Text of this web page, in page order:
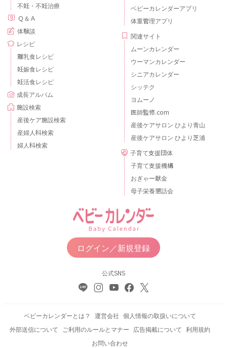
不妊・不妊治療
Ｑ＆Ａ
体験談
レシピ
離乳食レシピ
妊娠食レシピ
妊活食レシピ
成長アルバム
施設検索
産後ケア施設検索
産婦人科検索
婦人科検索
ベビーカレンダーアプリ
体重管理アプリ
関連サイト
ムーンカレンダー
ウーマンカレンダー
シニアカレンダー
シッテク
ヨムーノ
医師監修.com
産後ケアサロン ひより青山
産後ケアサロン ひより芝浦
子育て支援団体
子育て支援機構
おぎゃー献金
母子栄養懇話会
ログイン／新規登録
公式SNS
ベビーカレンダーとは？ 運営会社 個人情報の取扱いについて
外部送信について
ご利用のルールとマナー 広告掲載について 利用規約
お問い合わせ